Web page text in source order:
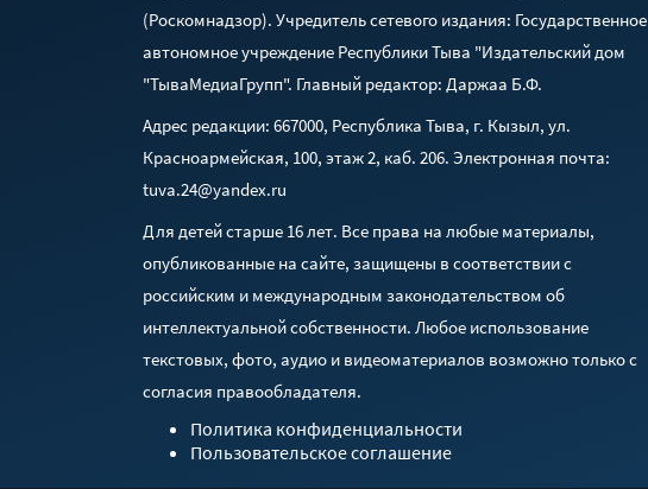
(Роскомнадзор). Учредитель сетевого издания: Государственное
автономное учреждение Республики Тыва "Издательский дом
"ТываМедиаГрупп". Главный редактор: Даржаа Б.Ф.
Адрес редакции: 667000, Республика Тыва, г. Кызыл, ул.
Красноармейская, 100, этаж 2, каб. 206. Электронная почта:
tuva.24@yandex.ru
Для детей старше 16 лет. Все права на любые материалы,
опубликованные на сайте, защищены в соответствии с
российским и международным законодательством об
интеллектуальной собственности. Любое использование
текстовых, фото, аудио и видеоматериалов возможно только с
согласия правообладателя.
Политика конфиденциальности
Пользовательское соглашение